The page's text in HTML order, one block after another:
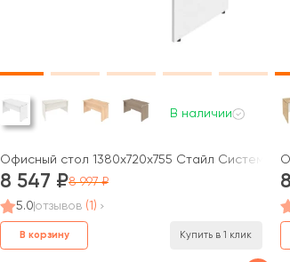
В наличии
Офисный стол 1380x720x755 Стайл Систем /
8 547
8 997
5.0отзывов (1)
В корзину Купить в 1 клик